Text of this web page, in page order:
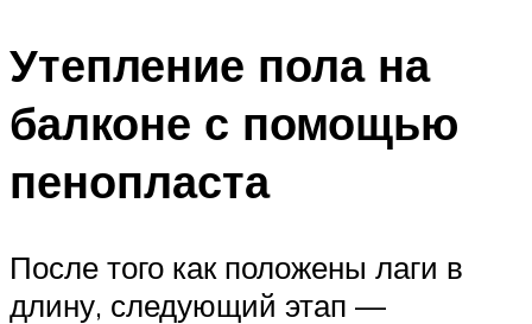
Утепление пола на
балконе с помощью
пенопласта
После того как положены лаги в
длину, следующий этап —